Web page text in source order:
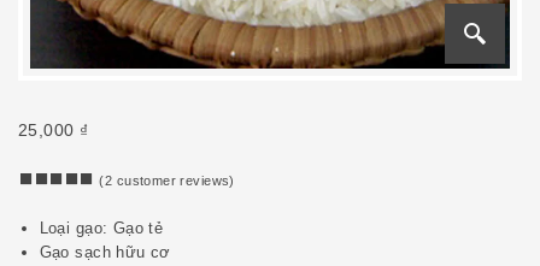
25,000 ₫
of
5
based
on
2(2 customer reviews)
Loại gạo: Gạo tẻ
Gạo sạch hữu cơ